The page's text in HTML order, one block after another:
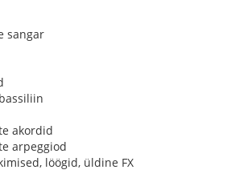
sangar
akordid
arpeggiod
löögid, üldine FX